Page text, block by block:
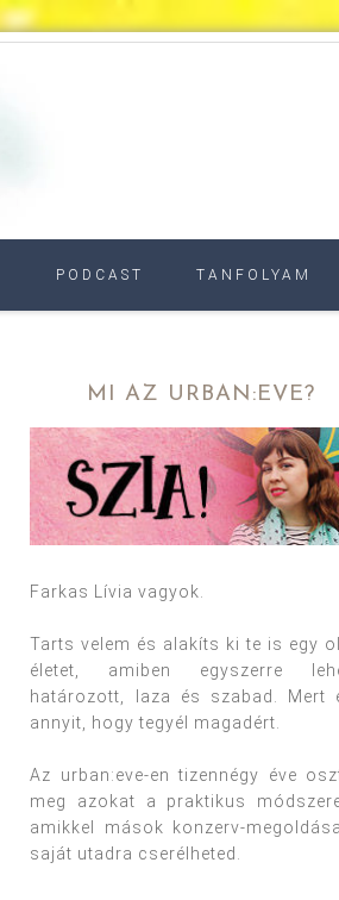
PODCAST TANFOLYAM
MI AZ URBAN:EVE?
Farkas Lívia vagyok.
Tarts velem és alakíts ki te is egy
életet, amiben egyszerre
határozott, laza és szabad. Mert
annyit, hogy tegyél magadért.
Az urban:eve-en tizennégy éve
meg azokat a praktikus
amikkel mások konzerv-
saját utadra cserélheted.